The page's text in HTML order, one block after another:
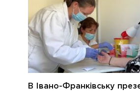
В Івано-Франківську